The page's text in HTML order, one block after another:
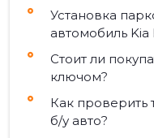
Установка
автомобиль Kia
Стоит ли
ключом?
Как
б/у авто?